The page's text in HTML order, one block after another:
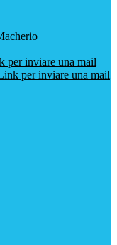
per inviare una mail
per inviare una mail